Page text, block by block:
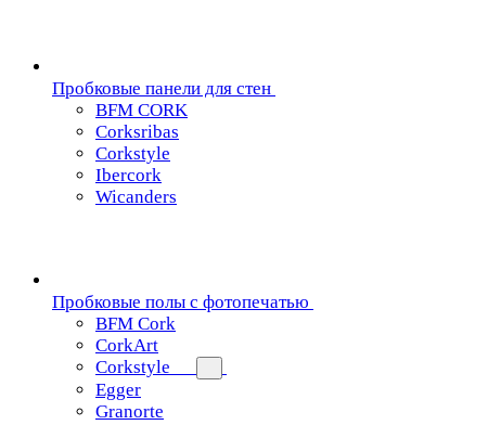
Пробковые панели для стен
BFM CORK
Corksribas
Corkstyle
Ibercork
Wicanders
Пробковые полы с фотопечатью
BFM Cork
CorkArt
Corkstyle
Egger
Granorte